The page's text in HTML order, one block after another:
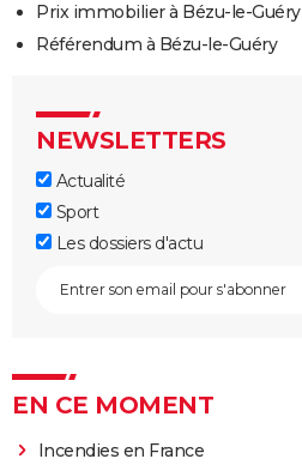
Prix immobilier à Bézu-le-Guéry
Référendum à Bézu-le-Guéry
NEWSLETTERS
Actualité
Sport
Les dossiers d'actu
EN CE MOMENT
Incendies en France